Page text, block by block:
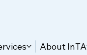
About InTA